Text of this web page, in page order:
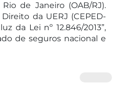
de Janeiro (OAB/RJ).
da UERJ (CEPED-
da Lei nº 12.846/2013”,
de seguros nacional e